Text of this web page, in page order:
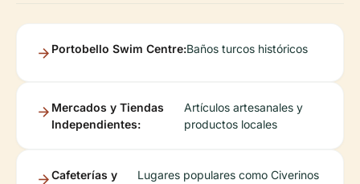
Portobello Swim Centre:Baños turcos históricos
Mercados y Tiendas
Independientes:
Artículos artesanales y
productos locales
Cafeterías y
Lugares populares como Civerinos